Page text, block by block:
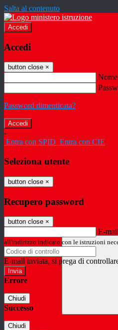
Salta al contenuto
Accedi
Accedi
button close ×
Password dimenticata?
-
Entra con SPID Entra con CIE
Seleziona utente
button close ×
Recupero password
button close ×
E-mail
all'indirizzo indicato con le istruzioni
E-mail inviata, si prega di
Errore
Chiudi
Successo
Chiudi